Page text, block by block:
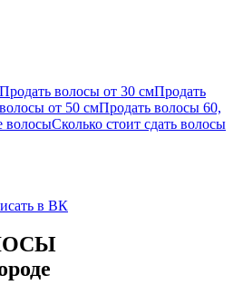
Продать волосы от 30 смПродать
от 50 смПродать волосы 60,
волосыСколько стоит сдать волосы
в ВК